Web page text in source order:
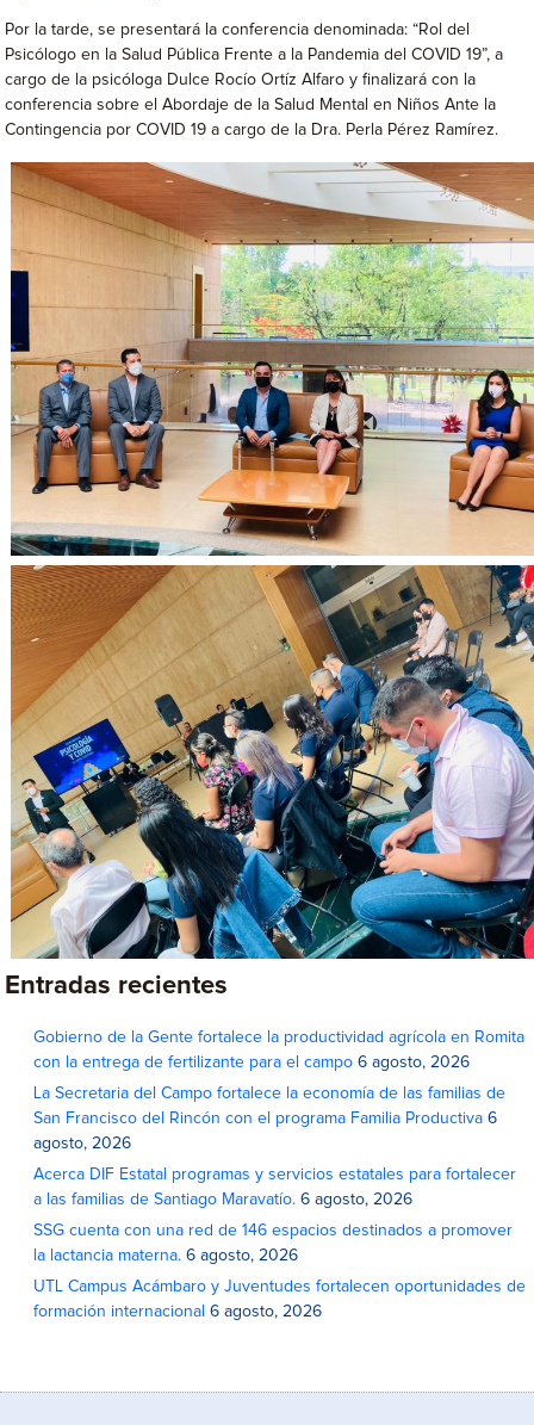
Por la tarde, se presentará la conferencia denominada: “Rol del
Psicólogo en la Salud Pública Frente a la Pandemia del COVID 19”, a
cargo de la psicóloga Dulce Rocío Ortíz Alfaro y finalizará con la
conferencia sobre el Abordaje de la Salud Mental en Niños Ante la
Contingencia por COVID 19 a cargo de la Dra. Perla Pérez Ramírez.
Entradas recientes
Gobierno de la Gente fortalece la productividad agrícola en Romita
con la entrega de fertilizante para el campo 6 agosto, 2026
La Secretaria del Campo fortalece la economía de las familias de
San Francisco del Rincón con el programa Familia Productiva 6
agosto, 2026
Acerca DIF Estatal programas y servicios estatales para fortalecer
a las familias de Santiago Maravatío. 6 agosto, 2026
SSG cuenta con una red de 146 espacios destinados a promover
la lactancia materna. 6 agosto, 2026
UTL Campus Acámbaro y Juventudes fortalecen oportunidades de
formación internacional 6 agosto, 2026